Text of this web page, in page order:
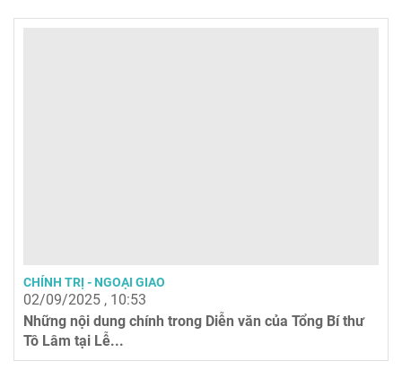
CHÍNH TRỊ - NGOẠI GIAO
02/09/2025 , 10:53
Những nội dung chính trong Diễn văn của Tổng Bí thư
Tô Lâm tại Lễ...